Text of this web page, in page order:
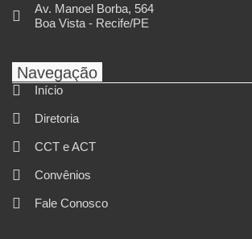
Av. Manoel Borba, 564
Boa Vista - Recife/PE
Navegação
Início
Diretoria
CCT e ACT
Convênios
Fale Conosco